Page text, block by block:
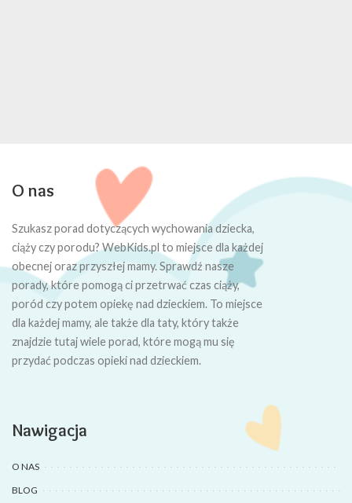
O nas
Szukasz porad dotyczących wychowania dziecka,
ciąży czy porodu? WebKids.pl to miejsce dla każdej
obecnej oraz przyszłej mamy. Sprawdź nasze
porady, które pomogą ci przetrwać czas ciąży,
poród czy potem opiekę nad dzieckiem. To miejsce
dla każdej mamy, ale także dla taty, który także
znajdzie tutaj wiele porad, które mogą mu się
przydać podczas opieki nad dzieckiem.
Nawigacja
O NAS
BLOG